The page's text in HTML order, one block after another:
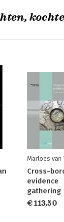
Marloes van
Cross-
evidence
gathering
€ 113,50